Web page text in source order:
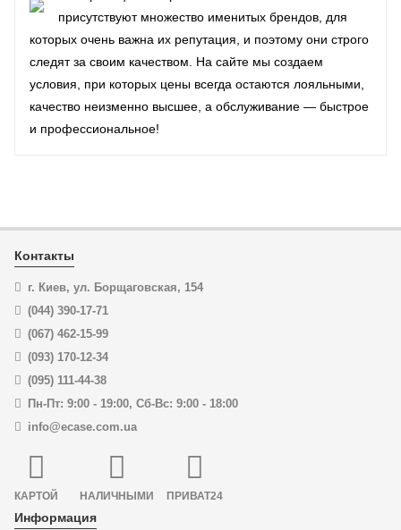
присутствуют множество именитых брендов, для
которых очень важна их репутация, и поэтому они строго
следят за своим качеством. На сайте мы создаем
условия, при которых цены всегда остаются лояльными,
качество неизменно высшее, а обслуживание — быстрое
и профессиональное!
Контакты
г. Киев, ул. Борщаговская, 154
(044) 390-17-71
(067) 462-15-99
(093) 170-12-34
(095) 111-44-38
Пн-Пт: 9:00 - 19:00, Сб-Вс: 9:00 - 18:00
info@ecase.com.ua
КАРТОЙ НАЛИЧНЫМИ ПРИВАТ24
Информация